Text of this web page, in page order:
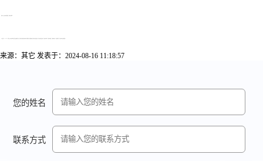
来源：其它 发表于：2024-08-16 11:18:57
您的姓名
联系方式